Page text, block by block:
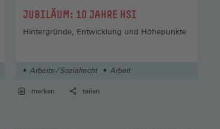
:JUBILÄUM: 10 JAHRE HSI
Hintergründe, Entwicklung und Höhepunkte
Arbeits-/ Sozialrecht Arbeit
merken teilen